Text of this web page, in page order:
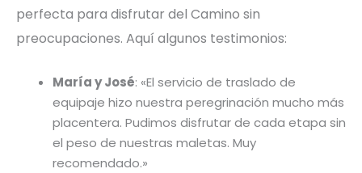
perfecta para disfrutar del Camino sin
preocupaciones. Aquí algunos testimonios:
María y José: «El servicio de traslado de
equipaje hizo nuestra peregrinación mucho más
placentera. Pudimos disfrutar de cada etapa sin
el peso de nuestras maletas. Muy
recomendado.»